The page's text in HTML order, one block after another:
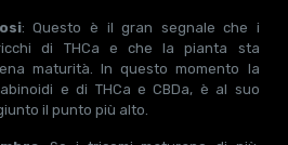
: Questo è il gran segnale che i
di THCa e che la pianta sta
maturità. In questo momento la
e di THCa e CBDa, è al suo
il punto più alto.